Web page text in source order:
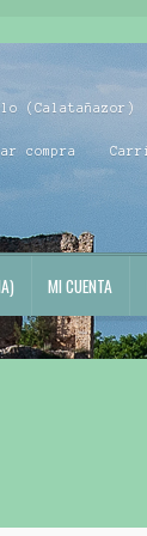
(Calatañazor)
compra
MI CUENTA